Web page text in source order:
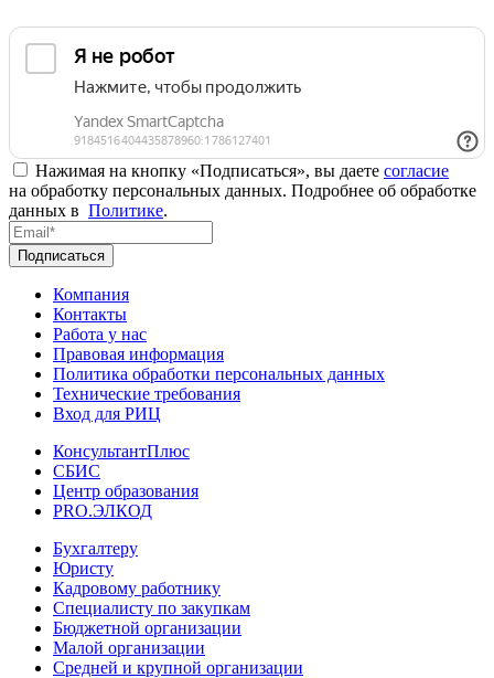
Нажимая на кнопку «Подписаться», вы даете согласие
на обработку персональных данных. Подробнее об обработке
данных в Политике.
Подписаться
Компания
Контакты
Работа у нас
Правовая информация
Политика обработки персональных данных
Технические требования
Вход для РИЦ
КонсультантПлюс
СБИС
Центр образования
PRO.ЭЛКОД
Бухгалтеру
Юристу
Кадровому работнику
Специалисту по закупкам
Бюджетной организации
Малой организации
Средней и крупной организации